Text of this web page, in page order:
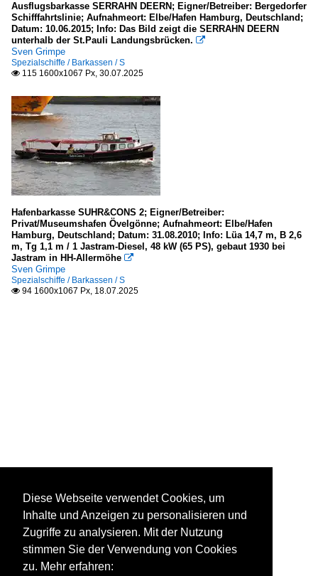
Ausflugsbarkasse SERRAHN DEERN; Eigner/Betreiber: Bergedorfer
Schifffahrtslinie; Aufnahmeort: Elbe/Hafen Hamburg, Deutschland;
Datum: 10.06.2015; Info: Das Bild zeigt die SERRAHN DEERN
unterhalb der St.Pauli Landungsbrücken. 
Sven Grimpe
Spezialschiffe / Barkassen / S
 115 1600x1067 Px, 30.07.2025
Hafenbarkasse SUHR&CONS 2; Eigner/Betreiber:
Privat/Museumshafen Övelgönne; Aufnahmeort: Elbe/Hafen
Hamburg, Deutschland; Datum: 31.08.2010; Info: Lüa 14,7 m, B 2,6
m, Tg 1,1 m / 1 Jastram-Diesel, 48 kW (65 PS), gebaut 1930 bei
Jastram in HH-Allermöhe 
Sven Grimpe
Spezialschiffe / Barkassen / S
 94 1600x1067 Px, 18.07.2025
Diese Webseite verwendet Cookies, um
Inhalte und Anzeigen zu personalisieren und
Zugriffe zu analysieren. Mit der Nutzung
stimmen Sie der Verwendung von Cookies
zu. Mehr erfahren: